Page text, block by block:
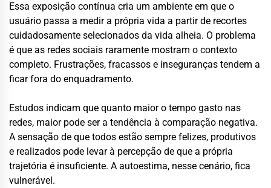
Essa exposição contínua cria um ambiente em que o
usuário passa a medir a própria vida a partir de recortes
cuidadosamente selecionados da vida alheia. O problema
é que as redes sociais raramente mostram o contexto
completo. Frustrações, fracassos e inseguranças tendem a
ficar fora do enquadramento.
Estudos indicam que quanto maior o tempo gasto nas
redes, maior pode ser a tendência à comparação negativa.
A sensação de que todos estão sempre felizes, produtivos
e realizados pode levar à percepção de que a própria
trajetória é insuficiente. A autoestima, nesse cenário, fica
vulnerável.